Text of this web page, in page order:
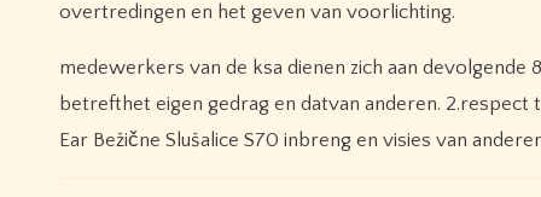
overtredingen en het geven van voorlichting.
medewerkers van de ksa dienen zich aan devolgende
betrefthet eigen gedrag en datvan anderen. 2.respect
Ear Bežične Slušalice S70 inbreng en visies van